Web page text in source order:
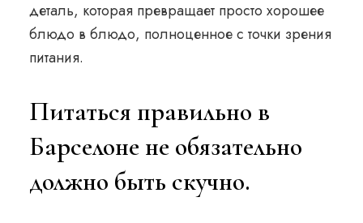
деталь, которая превращает просто хорошее
блюдо в блюдо, полноценное с точки зрения
питания.
Питаться правильно в
Барселоне не обязательно
должно быть скучно.